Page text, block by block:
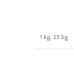
1 kg, 25 kg